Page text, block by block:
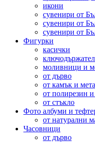
икони
сувенири от
сувенири от
сувенири от
Фигурки
касички
моливници и
от дърво
от камък и
от полирезин
от стъкло
Фото албуми и
от натурални
Часовници
от дърво